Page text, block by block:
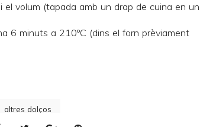
volum (tapada amb un drap de cuina en un
6 minuts a 210ºC (dins el forn prèviament
altres dolços